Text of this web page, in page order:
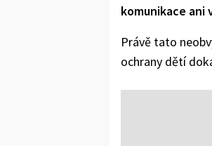
komunikace
Právě tato
ochrany dětí